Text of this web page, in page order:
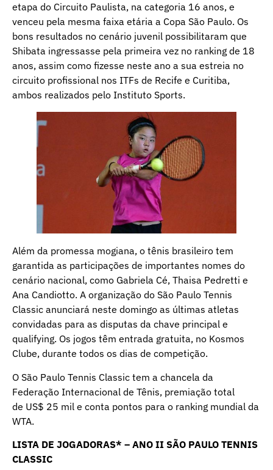
etapa do Circuito Paulista, na categoria 16 anos, e
venceu pela mesma faixa etária a Copa São Paulo. Os
bons resultados no cenário juvenil possibilitaram que
Shibata ingressasse pela primeira vez no ranking de 18
anos, assim como fizesse neste ano a sua estreia no
circuito profissional nos ITFs de Recife e Curitiba,
ambos realizados pelo Instituto Sports.
Além da promessa mogiana, o tênis brasileiro tem
garantida as participações de importantes nomes do
cenário nacional, como Gabriela Cé, Thaisa Pedretti e
Ana Candiotto. A organização do São Paulo Tennis
Classic anunciará neste domingo as últimas atletas
convidadas para as disputas da chave principal e
qualifying. Os jogos têm entrada gratuita, no Kosmos
Clube, durante todos os dias de competição.
O São Paulo Tennis Classic tem a chancela da
Federação Internacional de Tênis, premiação total
de US$ 25 mil e conta pontos para o ranking mundial da
WTA.
LISTA DE JOGADORAS* – ANO II SÃO PAULO TENNIS
CLASSIC